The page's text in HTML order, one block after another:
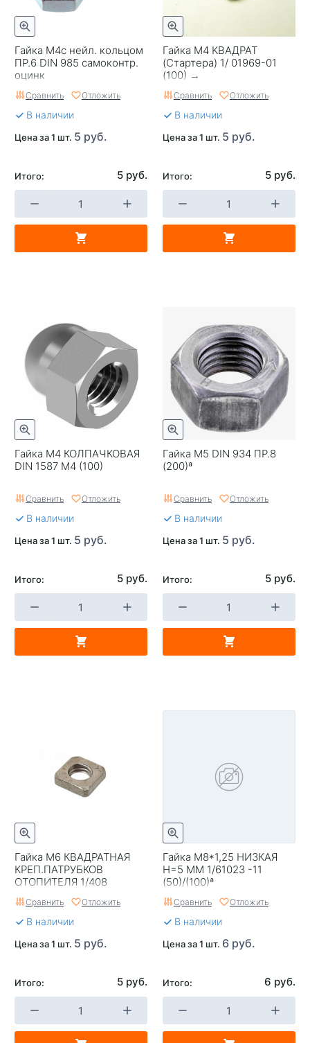
Гайка М4с нейл. кольцом
ПР.6 DIN 985 самоконтр.
оцинк
Сравнить Отложить
В наличии
Цена за 1 шт. 5 руб.
Итого: 5 руб.
Гайка М4 КВАДРАТ
(Стартера) 1/ 01969-01
(100) →
Сравнить Отложить
В наличии
Цена за 1 шт. 5 руб.
Итого: 5 руб.
Гайка М4 КОЛПАЧКОВАЯ
DIN 1587 М4 (100)
Сравнить Отложить
В наличии
Цена за 1 шт. 5 руб.
Итого: 5 руб.
Гайка М5 DIN 934 ПР.8
(200)ª
Сравнить Отложить
В наличии
Цена за 1 шт. 5 руб.
Итого: 5 руб.
Гайка М6 КВАДРАТНАЯ
КРЕП.ПАТРУБКОВ
ОТОПИТЕЛЯ 1/408
(50)/(100)
Сравнить Отложить
В наличии
Цена за 1 шт. 5 руб.
Итого: 5 руб.
Гайка М8*1,25 НИЗКАЯ
H=5 ММ 1/61023 -11
(50)/(100)ª
Сравнить Отложить
В наличии
Цена за 1 шт. 6 руб.
Итого: 6 руб.